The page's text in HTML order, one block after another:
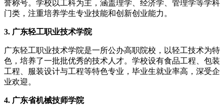
誉称号。学校以工科为主，涵盖理学、经济学、管理学等学科
门类，注重培养学生专业技能和创新创业能力。
3. 广东轻工职业技术学院
广东轻工职业技术学院是一所公办高职院校，以轻工技术为特
色，培养了一批批优秀的技术人才。学校设有食品工程、包装
工程、服装设计与工程等特色专业，毕业生就业率高，深受企
业欢迎。
4. 广东省机械技师学院